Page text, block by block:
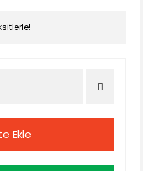
Ekle